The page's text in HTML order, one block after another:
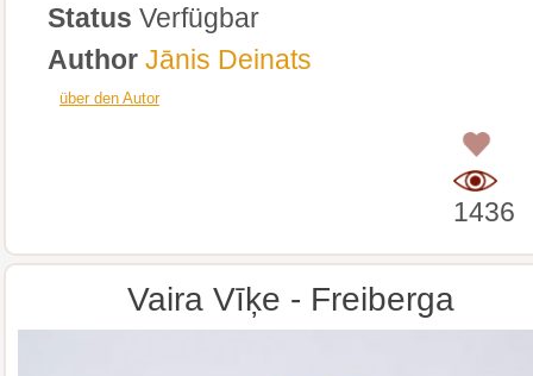
Status Verfügbar
Author Jānis Deinats
über den Autor
1436
Vaira Vīķe - Freiberga